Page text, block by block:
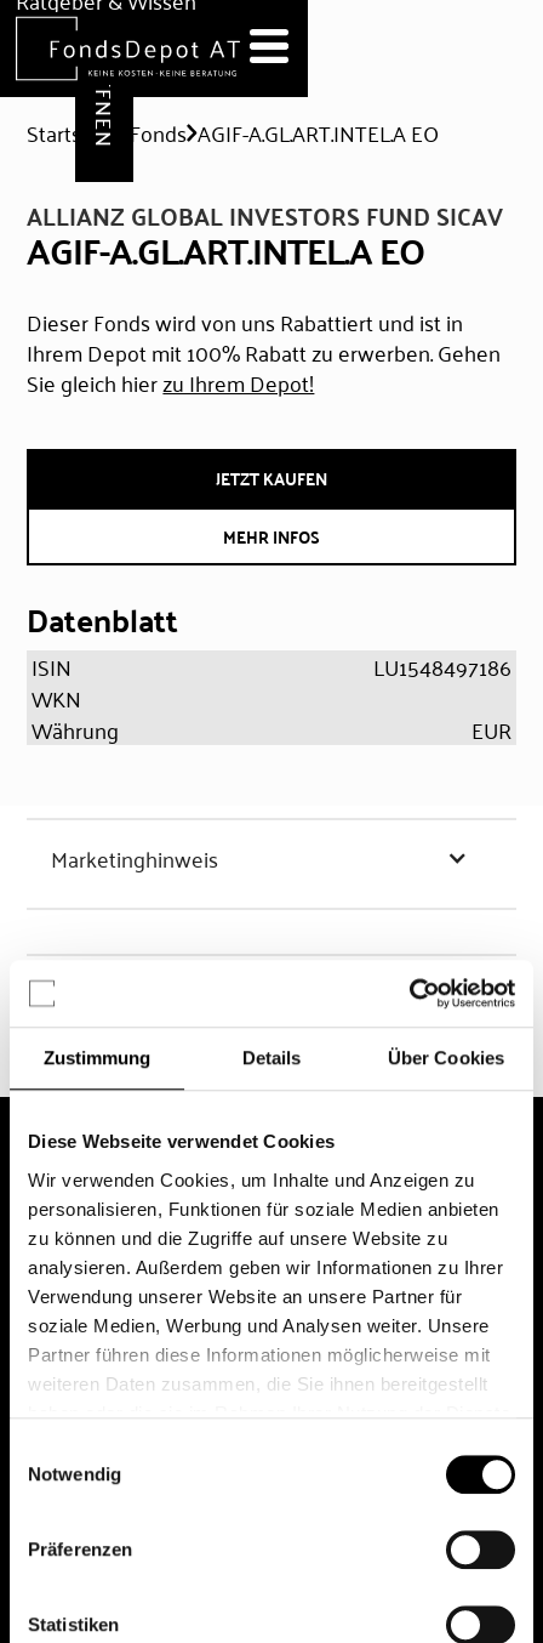
Zustimmung Details Über Cookies
Diese Webseite verwendet Cookies
Wir verwenden Cookies, um Inhalte und Anzeigen zu
personalisieren, Funktionen für soziale Medien anbieten
zu können und die Zugriffe auf unsere Website zu
analysieren. Außerdem geben wir Informationen zu Ihrer
Verwendung unserer Website an unsere Partner für
soziale Medien, Werbung und Analysen weiter. Unsere
Partner führen diese Informationen möglicherweise mit
weiteren Daten zusammen, die Sie ihnen bereitgestellt
Notwendig
Präferenzen
Statistiken
Hilfe & Formulare
DEPOT ERÖFFNEN
Startseite Fonds AGIF-A.GL.ART.INTEL.A EO
ALLIANZ GLOBAL INVESTORS FUND SICAV
AGIF-A.GL.ART.INTEL.A EO
Dieser Fonds wird von uns Rabattiert und ist in
Ihrem Depot mit 100% Rabatt zu erwerben. Gehen
Sie gleich hierzu Ihrem Depot!
JETZT KAUFEN
MEHR INFOS
Datenblatt
ISIN
LU1548497186
WKN
Währung
EUR
Marketinghinweis
Chancen & Risiken
Das erste Depot in Österreich mit 0€ Kontoführung,
0€ Ausgabeaufschlag und 0€ Depotgebühren bei
knapp 2000 Fonds und 0€ Orderspesen.
All rights reserved.